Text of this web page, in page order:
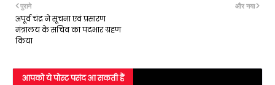
और नया
पुराने
अपूर्व चंद्र ने सूचना एवं प्रसारण
मंत्रालय के सचिव का पदभार ग्रहण
किया
आपको ये पोस्ट पसंद आ सकती हैं